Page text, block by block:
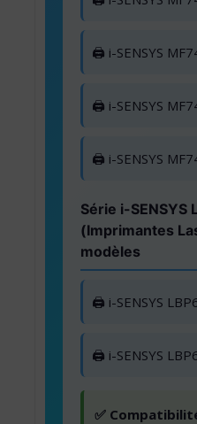
🖨️ i-SENSYS
🖨️ i-SENSYS
🖨️ i-SENSYS
Série i-SENSYS
(Imprimantes
modèles
🖨️ i-SENSYS
🖨️ i-SENSYS
✅